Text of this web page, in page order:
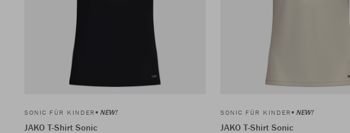
SONIC FÜR KINDER NEW!
JAKO T-Shirt Sonic
SONIC FÜR KINDER NEW!
JAKO T-Shirt Sonic